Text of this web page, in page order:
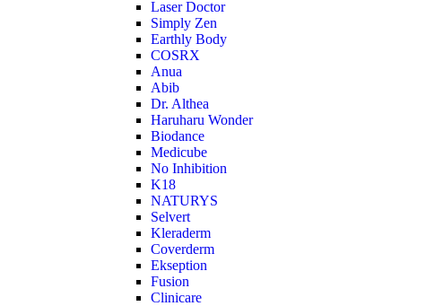
Laser Doctor
Simply Zen
Earthly Body
COSRX
Anua
Abib
Dr. Althea
Haruharu Wonder
Biodance
Medicube
No Inhibition
K18
NATURYS
Selvert
Kleraderm
Coverderm
Ekseption
Fusion
Clinicare